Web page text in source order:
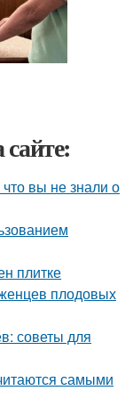
вы не знали о
плитке
плодовых
советы для
самыми